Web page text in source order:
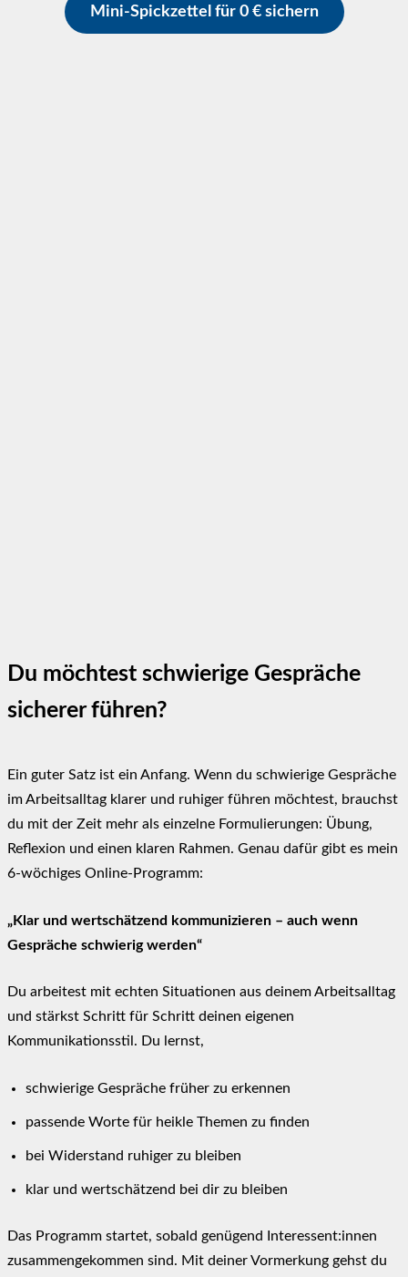
Mini-Spickzettel für 0 € sichern
Du möchtest schwierige Gespräche
sicherer führen?
Ein guter Satz ist ein Anfang. Wenn du schwierige Gespräche
im Arbeitsalltag klarer und ruhiger führen möchtest, brauchst
du mit der Zeit mehr als einzelne Formulierungen: Übung,
Reflexion und einen klaren Rahmen. Genau dafür gibt es mein
6-wöchiges Online-Programm:
„Klar und wertschätzend kommunizieren – auch wenn
Gespräche schwierig werden“
Du arbeitest mit echten Situationen aus deinem Arbeitsalltag
und stärkst Schritt für Schritt deinen eigenen
Kommunikationsstil. Du lernst,
schwierige Gespräche früher zu erkennen
passende Worte für heikle Themen zu finden
bei Widerstand ruhiger zu bleiben
klar und wertschätzend bei dir zu bleiben
Das Programm startet, sobald genügend Interessent:innen
zusammengekommen sind. Mit deiner Vormerkung gehst du